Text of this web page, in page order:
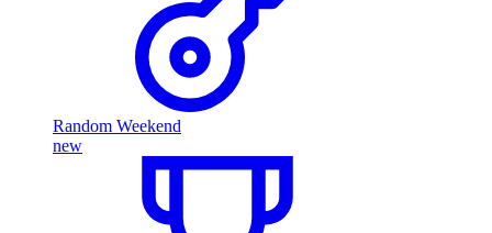
Random Weekend
new